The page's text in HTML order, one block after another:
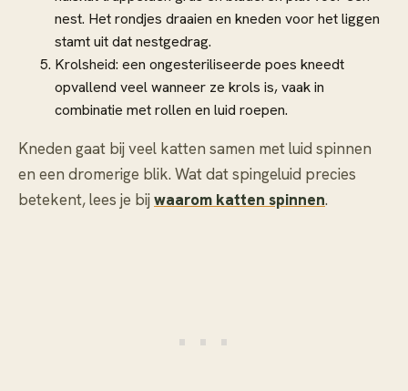
nest. Het rondjes draaien en kneden voor het liggen
stamt uit dat nestgedrag.
Krolsheid: een ongesteriliseerde poes kneedt
opvallend veel wanneer ze krols is, vaak in
combinatie met rollen en luid roepen.
Kneden gaat bij veel katten samen met luid spinnen
en een dromerige blik. Wat dat spingeluid precies
betekent, lees je bij waarom katten spinnen.